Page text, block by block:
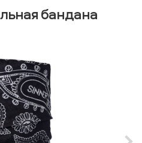
бандана